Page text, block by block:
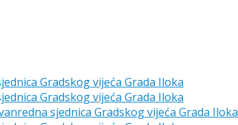
Gradskog vijeća Grada Iloka
Gradskog vijeća Grada Iloka
sjednica Gradskog vijeća Grada Iloka